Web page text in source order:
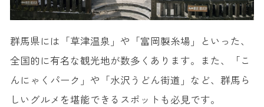
群馬県には「草津温泉」や「富岡製糸場」といった、
全国的に有名な観光地が数多くあります。また、「こ
んにゃくパーク」や「水沢うどん街道」など、群馬ら
しいグルメを堪能できるスポットも必見です。